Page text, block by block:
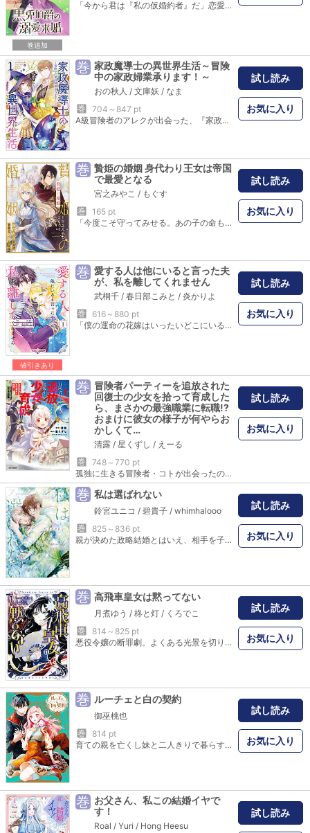
巻追加
「今から君は『私の仮婚約者』だ」恋愛には奥手で、副業の刺繍業に勤しむ貧乏子爵家令嬢のエミリアに突如舞い込んだお見合い。その相手は、獣人貴族の伯爵様だった。しかも、黒兎!? その響きからかわいい系だと思ったけれど、実はトップクラスの武闘派草食動物の獣人紳士らしくて…。勢いに押されて、《求婚痣》を付けられて仮婚約者になったエミリアは…!?「一迅社文庫アイリス」で大人気！ 獣人シリーズ第３弾がついに公式コミカライズ！【本商品は単話コンテンツとなります。単行本版と収録内容が異なる場合がございます。漫画内の告知等は過去のものとなりますので、ご注意ください。】
巻 家政魔導士の異世界生活～冒険
中の家政婦業承ります！～
おの秋人 / 文庫妖 / なま
巻
704～847 pt
A級冒険者のアレクが出会った、『家政魔導士』という謎の肩書を持つシオリ。共に向かった冒険は、低級魔導士である彼女の奇抜な魔法により、温かい風呂に旨い飯と、野営にあるまじき快適過ぎる環境に。すっかりシオリを気に入ったアレクだったが、彼女にはある秘密があって――。訳あり冒険者と女魔導士（＆彼女を救った相棒のスライム）の異世界冒険ラブファンタジー！ 一迅社アイリスNEOの重版出来話題作をコミカライズ!!
試し読み
お気に入り
巻 贄姫の婚姻 身代わり王女は帝国
で最愛となる
宮之みやこ / もぐす
巻
165 pt
「今度こそ守ってみせる。あの子の命も、私の幸せも」クーデターによって前王の娘として幽閉されて育った王女・ルーシャは、ある日突然外の世界に引っ張り出され、見た目も性格も恐ろしい冷徹帝・リカルドの元に、従姉妹のマルグリットの代わりに嫁がされることになる。跡継ぎを生む目的だけで愛のない妊娠と出産を経験しながらも、自らの子供に初めての幸せを感じるルーシャだったが、彼女の立場と子供を利用したいマルグリットが放った刺客によって殺されてしまう。しかし無念の死を遂げた瞬間、奇跡の力によって幽閉されていた頃に時間が巻き戻る。暗殺を回避して大切なわが子を必ず守るという決意を胸に、ルーシャは再びリカルドの元へ嫁ぐ。すると、冷酷で愛などなかったはずのリカルドの意外な一面も見えてきて…!? 冷徹帝に贄として嫁がされ、暗殺された身代わり王女――。タイムリープから始まる逆転劇と溺愛ロマンス!!
試し読み
お気に入り
値引きあり
巻 愛する人は他にいると言った夫
が、私を離してくれません
武桐千 / 春日部こみと / 炎かりよ
巻
616～880 pt
「僕の運命の花嫁はいったいどこにいるのだ…？」幼い時に両親を亡くしてから、弟に代わって領主の役目をこなしてきた伯爵令嬢・セラフィーナ。ある日の舞踏会で公爵・メイナードの窮地を救ったことをきっかけに、二人は契約結婚することに。しかし、メイナードは「僕には愛する人がいる」と言い出して……？リアリストな伯爵令嬢×美貌の訳アリ公爵様の溺愛ラブロマンス、待望のコミカライズ。描き下ろしＲシーンありの番外編は、初夜を迎えた二人の様子を収録！ (C)武桐千／一迅社 (C)春日部こみと／炎かりよ／クルックブックス
試し読み
お気に入り
巻 冒険者パーティーを追放された
回復士の少女を拾って育成した
ら、まさかの最強職業に転職!?
おまけに彼女の様子が何やらお
かしくて…
清露 / 星くずし / えーる
巻
748～770 pt
孤独に生きる冒険者・コトが出会ったのは、役立たずとしてパーティーを追い出された、回復士の少女・ミリィだった。無視するつもりが懐いてしまったおっちょこちょいの彼女を、なぜか連れ帰る羽目になり、そればかりか家に住みつかれてしまって……！ 孤高の最強冒険者とポンコツ回復士がダンジョンに挑む、異世界ドジカワ共同生活ファンタジー、開幕！
試し読み
お気に入り
巻 私は選ばれない
鈴宮ユニコ / 碧貴子 / whimhalooo
巻
825～836 pt
親が決めた政略結婚とはいえ、相手を子供の頃から恋い慕っている伯爵令嬢のクロエ。ところが、婚約者であるオルドランド侯爵家の嫡男エルネストは、クロエではなく妹のエミリィを選ぶ。感情をコントロールしながら生きてきたクロエに対し、明るく天真爛漫な妹。彼女を愛おしく思うけれど、深く傷ついた恋心は癒えることもなく――…。そんな折、クロエにシスレーユ公爵家のレオネルが突然結婚を申し込んできて――!?大ヒット「どうせ捨てられるのなら、最後に好きにさせていただきます」（碧貴子・著）と同じ世界観で紡がれる、もう一つのラブストーリー開幕！第1巻は結婚初夜のRシーンを加筆収録！
試し読み
お気に入り
巻 高飛車皇女は黙ってない
月煮ゆう / 柊と灯 / くろでこ
巻
814～825 pt
悪役令嬢の断罪劇。よくある光景を切り裂くように、帝国皇女クローディアが現れた。圧倒的な存在感を放つ彼女は、あっという間にその場を支配し、責任感皆無な王子に夢見る少女、悪役にされた公爵令嬢に現実をつきつけていく！ 従者のベリルを引き連れて、忍び寄る悪事を次々と薙ぎ払う、帝国皇女の痛快ラブファンタジー第１巻！
試し読み
お気に入り
巻 ルーチェと白の契約
御巫桃也
巻
814 pt
育ての親を亡くし妹と二人きりで暮らすルーチェ。ある日、アセイシヤと名乗る女性から、突然『婚約者の恋人になってほしい』という予想外の依頼をされてしまう。半ば強引に連れて来られた先で待っていたのは、この国の五大家の一つ『ガイレンチェ家』の若き当主リオヴェルナだった。リオヴェルナは、ルーチェに偽装恋人の契約を迫り――？
試し読み
お気に入り
巻 お父さん、私この結婚イヤで
す！
Roal / Yuri / Hong Heesu
試し読み